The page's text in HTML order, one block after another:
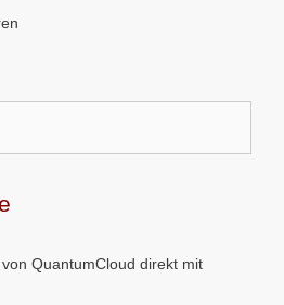
QuantumCloud direkt mit